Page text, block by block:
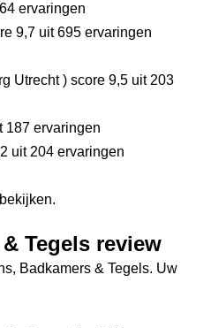
ervaringen
9,7 uit 695 ervaringen
Utrecht) score 9,5 uit 203
187 ervaringen
uit 204 ervaringen
bekijken.
Tegels review
Badkamers & Tegels. Uw